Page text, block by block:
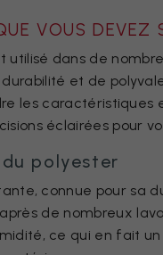
VOUS DEVEZ
dans de
et de
les caractéristiques
éclairées pour
polyester
connue pour sa
de nombreux
ce qui en fait